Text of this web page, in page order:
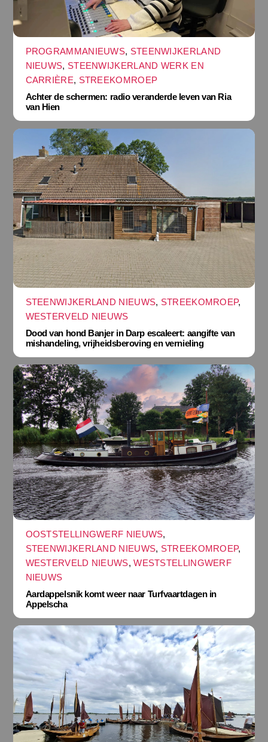
PROGRAMMANIEUWS, STEENWIJKERLAND
NIEUWS, STEENWIJKERLAND WERK EN
CARRIÈRE, STREEKOMROEP
Achter de schermen: radio veranderde leven van Ria
van Hien
STEENWIJKERLAND NIEUWS, STREEKOMROEP,
WESTERVELD NIEUWS
Dood van hond Banjer in Darp escaleert: aangifte van
mishandeling, vrijheidsberoving en vernieling
OOSTSTELLINGWERF NIEUWS,
STEENWIJKERLAND NIEUWS, STREEKOMROEP,
WESTERVELD NIEUWS,WESTSTELLINGWERF
NIEUWS
Aardappelsnik komt weer naar Turfvaartdagen in
Appelscha